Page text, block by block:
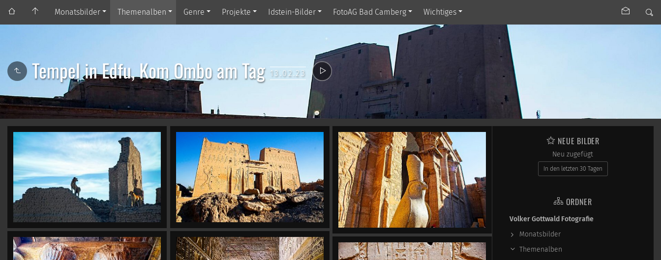
Monatsbilder Themenalben Genre Projekte Idstein-Bilder FotoAG Bad Camberg Wichtiges
Tempel in Edfu, Kom Ombo am Tag 13.02.23
NEUE BILDER
Neu zugefügt
In den letzten 30 Tagen
ORDNER
Volker Gottwald Fotografie
Monatsbilder
Themenalben